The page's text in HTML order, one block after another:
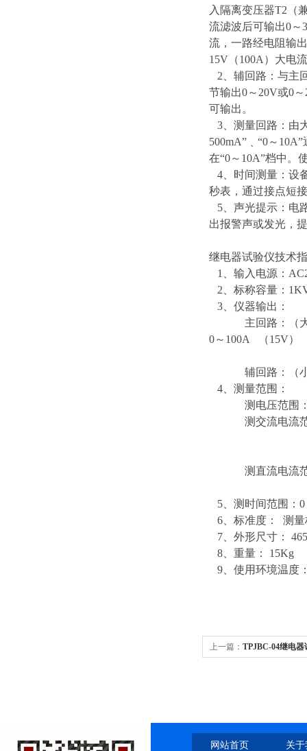
入隔离变压器T2（
流滤波后可输出0～
流，一路经电阻输
15V（100A）大电
2、辅回路：与主
节输出0～20V或0
可输出。
3、测量回路：由
500mA”﹑“0～
在“0～10A”档中。
4、时间测量：设
秒表，通过接点短
5、声光提示：电
出报警声或发光，
继电器试验仪技术
1、输入电源：
2、标称容量：
3、仪器输出：
主回路：（大
0～100A （15V）
辅回路：（小
4、测量范围：
测电压范围：
测交流电流范围
测直流电流范围
5、测时间范围：0
6、标准度： 测量
7、外形尺寸：
8、重量： 15Kg
9、使用环境温度
上一篇： TPJBC-04继电
网站首页 关